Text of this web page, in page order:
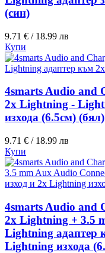
(син)
9.71 € / 18.99 лв
Купи
4smarts Audio and
2x Lightning -
изходa (6.5см) (бял)
9.71 € / 18.99 лв
Купи
4smarts Audio and
2x Lightning + 3.5
Lightning адаптер
Lightning изхода